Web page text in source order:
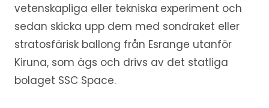
vetenskapliga eller tekniska experiment och
sedan skicka upp dem med sondraket eller
stratosfärisk ballong från Esrange utanför
Kiruna, som ägs och drivs av det statliga
bolaget SSC Space.